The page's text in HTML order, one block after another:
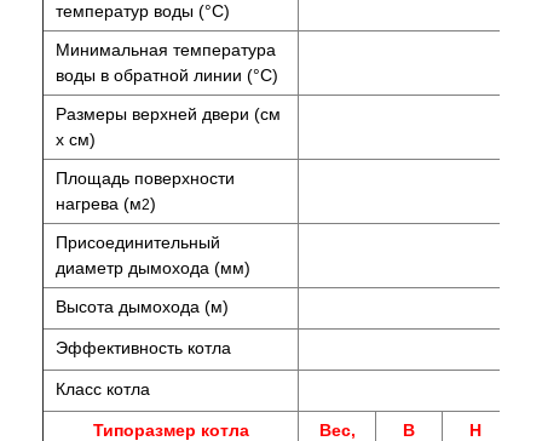
температур воды (°C)
Минимальная температура
воды в обратной линии (°C)
Размеры верхней двери (см
x см)
Площадь поверхности
нагрева (м2)
Присоединительный
диаметр дымохода (мм)
Высота дымохода (м)
Эффективность котла
Класс котла
Типоразмер котла
Вес,
В H